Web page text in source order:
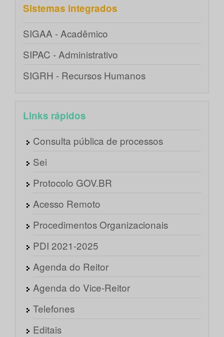
Sistemas integrados
SIGAA - Acadêmico
SIPAC - Administrativo
SIGRH - Recursos Humanos
Links rápidos
Consulta pública de processos
Sei
Protocolo GOV.BR
Acesso Remoto
Procedimentos Organizacionais
PDI 2021-2025
Agenda do Reitor
Agenda do Vice-Reitor
Telefones
Editais